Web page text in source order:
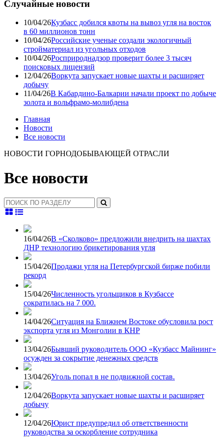
Случайные новости
10/04/26Кузбасс добился квоты на вывоз угля на восток
в 60 миллионов тонн
10/04/26Российские ученые создали экологичный
стройматериал из угольных отходов
10/04/26Росприроднадзор проверит более 3 тысяч
поисковых лицензий
12/04/26Воркута запускает новые шахты и расширяет
добычу
11/04/26В Кабардино-Балкарии начали проект по добыче
золота и вольфрамо-молибдена
Главная
Новости
Все новости
НОВОСТИ ГОРНОДОБЫВАЮЩЕЙ ОТРАСЛИ
Все новости
16/04/26В «Сколково» предложили внедрить на шахтах
ДНР технологию брикетирования угля
15/04/26Продажи угля на Петербургской бирже побили
рекорд
15/04/26Численность угольщиков в Кузбассе
сократилась на 7 000.
14/04/26Ситуация на Ближнем Востоке обусловила рост
экспорта угля из Монголии в КНР
13/04/26Бывший руководитель ООО «Кузбасс Майнинг»
осужден за сокрытие денежных средств
13/04/26Уголь попал в не подвижной состав.
12/04/26Воркута запускает новые шахты и расширяет
добычу
12/04/26Юрист предупредил об ответственности
руководства за оскорбление сотрудника